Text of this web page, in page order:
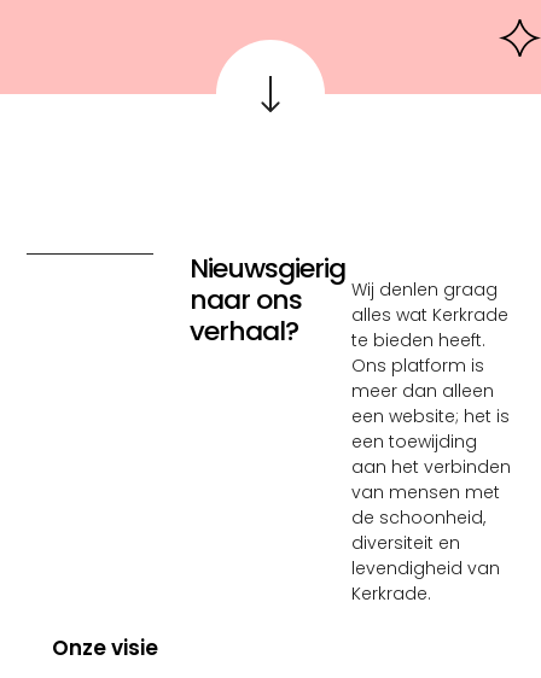
Nieuwsgierig
naar ons
verhaal?
Wij denlen graag
alles wat Kerkrade
te bieden heeft.
Ons platform is
meer dan alleen
een website; het is
een toewijding
aan het verbinden
van mensen met
de schoonheid,
diversiteit en
levendigheid van
Kerkrade.
Onze visie